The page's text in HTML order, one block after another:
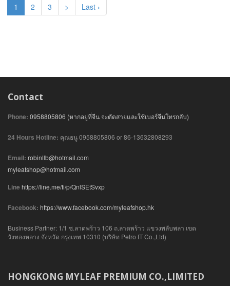
1 2 3 > Last ›
Contact
Phone: 0958805806 (หากอยู่ที่จีน จะตัดสายและใช้เบอร์จีนโทรกลับ)
24 Hours Hotline: คุณธนู 0958805806 or 86-13632808293
Email: robinllb@hotmail.com
myleafshop@hotmail.com
Line https://line.me/ti/p/QnlSEtSvxp
Facebook: https://www.facebook.com/myleafshop.hk
Business Partner: 1/1 ซ.ลาดพร้าว 106 ถ.ลาดพร้าว แขวงพลับพลา เขต
วังทองหลาง จังหวัด กรุงเทพ 10310 (บริษัท Petro IT Co.,Ltd)
HONGKONG MYLEAF PREMIUM CO.,LIMITED